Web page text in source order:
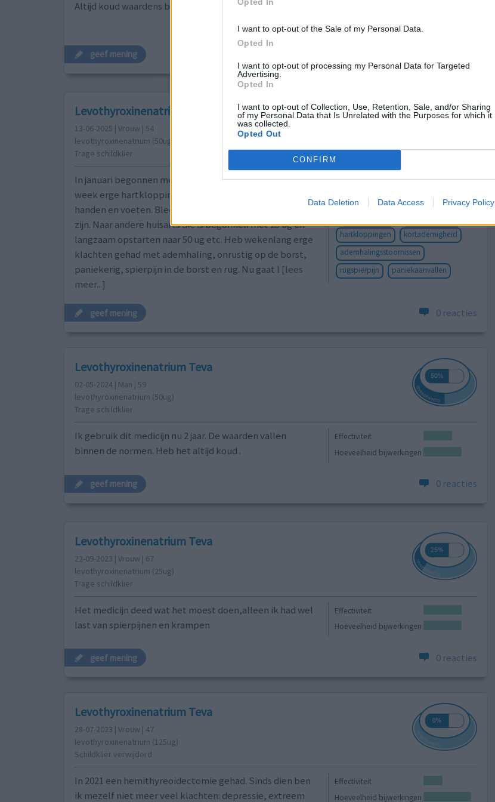
I want to opt-out of the Sale of my Personal Data.
Opted In
I want to opt-out of processing my Personal Data for Targeted
Advertising.
Opted In
I want to opt-out of Collection, Use, Retention, Sale, and/or Sharing
of my Personal Data that Is Unrelated with the Purposes for which it
was collected.
Opted Out
CONFIRM
Data Deletion Data Access Privacy Policy
Altijd koud waardens bloed goed
geef mening
Levothyroxinenatrium Teva
13-06-2025 | Vrouw | 54
levothyroxinenatrium (50ug)
Trage schildklier
Effectiviteit
Hoeveelheid bijwerkingen
hartkloppingen
kortademigheid
ademhalingsstoornissen
rugspierpijn
paniekaanvallen
In januari begonnen met 75 ug levothyroxine. Na twee
week erge hartkloppingen, benauwd, onrust, prikkende
handen en voeten. Bleek startdosering veel te hoog te
zijn. Naar andere huisarts die is begonnen met 25 ug en
langzaam opstarten naar 50 ug etc. Heb wekenlang erge
klachten gehad met ademhaling, onrustig op de borst,
paniekerig, spierpijn in de borst en rug. Nu gaat l [lees
meer...]
geef mening 0 reacties
Levothyroxinenatrium Teva
02-05-2024 | Man | 59
levothyroxinenatrium (50ug)
Trage schildklier
Effectiviteit
Hoeveelheid bijwerkingen
Ik gebruik dit medicijn nu 2 jaar. De waarden vallen
binnen de normen. Heb het altijd koud .
geef mening 0 reacties
Levothyroxinenatrium Teva
22-09-2023 | Vrouw | 67
levothyroxinenatrium (25ug)
Trage schildklier
Effectiviteit
Hoeveelheid bijwerkingen
Het medicijn deed wat het moest doen,alleen ik had wel
last van spierpijnen en krampen
geef mening 0 reacties
Levothyroxinenatrium Teva
28-07-2023 | Vrouw | 47
levothyroxinenatrium (125ug)
Schildklier verwijderd
Effectiviteit
Hoeveelheid bijwerkingen
In 2021 een hemithyreoidectomie gehad. Sinds dien ben
ik mezelf niet meer veel klachten: depressie, extreem